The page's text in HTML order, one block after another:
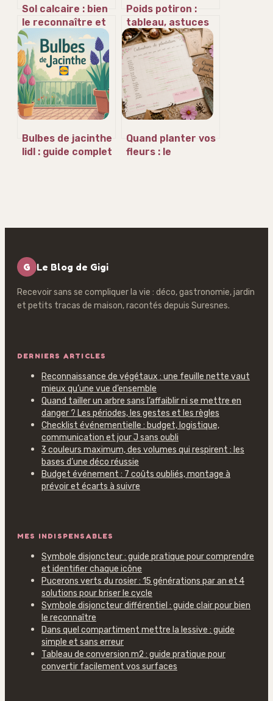
Sol calcaire : bien
le reconnaître et
adapter ses
plantations
Poids potiron :
tableau, astuces
et repères pour
bien choisir
Bulbes de jacinthe
lidl : guide complet
Quand planter vos
fleurs : le
G Le Blog de Gigi
Recevoir sans se compliquer la vie : déco, gastronomie, jardin
et petits tracas de maison, racontés depuis Suresnes.
DERNIERS ARTICLES
Reconnaissance de végétaux : une feuille nette vaut
mieux qu’une vue d’ensemble
Quand tailler un arbre sans l’affaiblir ni se mettre en
danger ? Les périodes, les gestes et les règles
Checklist événementielle : budget, logistique,
communication et jour J sans oubli
3 couleurs maximum, des volumes qui respirent : les
bases d’une déco réussie
Budget événement : 7 coûts oubliés, montage à
prévoir et écarts à suivre
MES INDISPENSABLES
Symbole disjoncteur : guide pratique pour comprendre
et identifier chaque icône
Pucerons verts du rosier : 15 générations par an et 4
solutions pour briser le cycle
Symbole disjoncteur différentiel : guide clair pour bien
le reconnaître
Dans quel compartiment mettre la lessive : guide
simple et sans erreur
Tableau de conversion m2 : guide pratique pour
convertir facilement vos surfaces